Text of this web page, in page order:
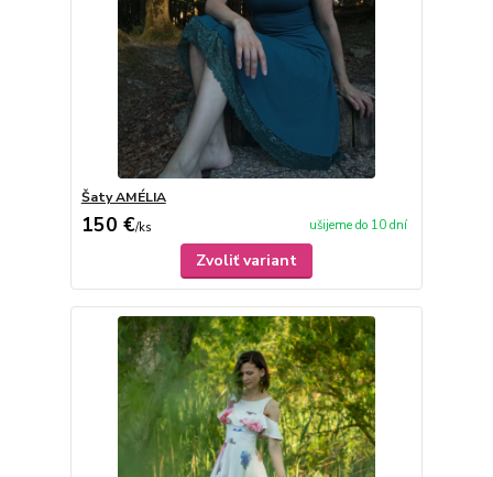
Šaty AMÉLIA
150 €/ks ušijeme do 10 dní
Zvoliť variant